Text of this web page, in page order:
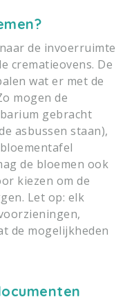
de invoerruimte
crematieovens. De
wat er met de
mogen de
gebracht
asbussen staan),
de bloemen ook
kiezen om de
Let op: elk
de mogelijkheden